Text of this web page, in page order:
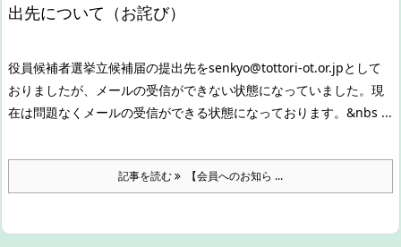
出先について（お詫び）
役員候補者選挙立候補届の提出先をsenkyo@tottori-ot.or.jpとして
おりましたが、メールの受信ができない状態になっていました。 現
在は問題なくメールの受信ができる状態になっております。 &nbs ...
記事を読む 【会員へのお知ら ...